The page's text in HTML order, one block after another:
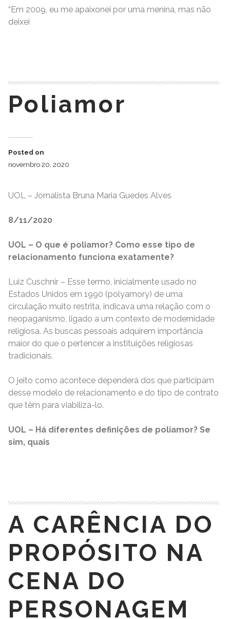
“Em 2009, eu me apaixonei por uma menina, mas não
deixei
Poliamor
Posted on
novembro 20, 2020
UOL – Jornalista Bruna Maria Guedes Alves
8/11/2020
UOL – O que é poliamor? Como esse tipo de
relacionamento funciona exatamente?
Luiz Cuschnir – Esse termo, inicialmente usado no
Estados Unidos em 1990 (polyamory) de uma
circulação muito restrita, indicava uma relação com o
neopaganismo, ligado a um contexto de modernidade
religiosa. As buscas pessoais adquirem importância
maior do que o pertencer a instituições religiosas
tradicionais.
O jeito como acontece dependerá dos que participam
desse modelo de relacionamento e do tipo de contrato
que têm para viabilizá-lo.
UOL – Há diferentes definições de poliamor? Se
sim, quais
A CARÊNCIA DO
PROPÓSITO NA
CENA DO
PERSONAGEM